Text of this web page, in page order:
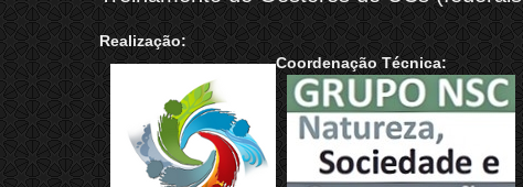
Realização:
Coordenação Técnica: